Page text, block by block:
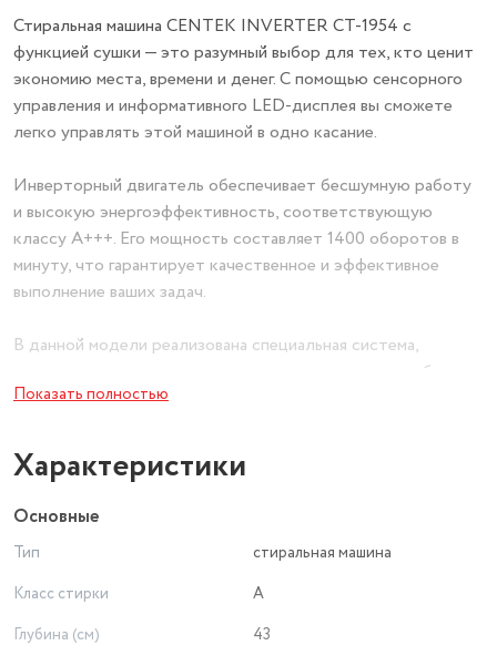
Стиральная машина CENTEK INVERTER СТ-1954 с
функцией сушки — это разумный выбор для тех, кто ценит
экономию места, времени и денег. С помощью сенсорного
управления и информативного LED-дисплея вы сможете
легко управлять этой машиной в одно касание.
Инверторный двигатель обеспечивает бесшумную работу
и высокую энергоэффективность, соответствующую
классу А+++. Его мощность составляет 1400 оборотов в
минуту, что гарантирует качественное и эффективное
выполнение ваших задач.
В данной модели реализована специальная система,
которая распознает неравномерное распределение белья в
барабане и предотвращает разбалансировку двигателя.
дополнительных функций, таких как:
* «Дозагрузка белья» — возможность догрузить белье в
* Отсрочка старта — возможность планировать стирку с
учетом ваших предпочтений.
вмешательства детей в процесс.
Показать полностью
Характеристики
Основные
Тип
стиральная машина
Класс стирки
A
Глубина (см)
43